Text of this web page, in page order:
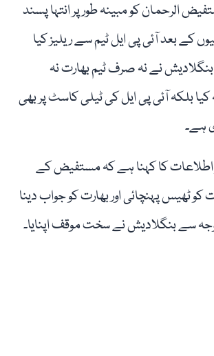
الرحمان کو مبینہ طور پر انتہا پسند
کے بعد آئی پی ایل ٹیم سے ریلیز کیا
نے نہ صرف ٹیم بھارت نہ
بلکہ آئی پی ایل کی ٹیلی کاسٹ پر بھی
ہے۔
اطلاعات کا کہنا ہے کہ مستفیض کے
ٹھیس پہنچائی اور بھارت کو جواب دینا
سے بنگلادیش نے سخت موقف اپنایا۔